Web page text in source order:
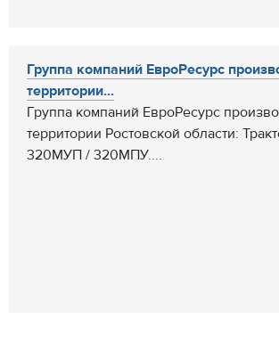
Группа компаний ЕвроРесурс
территории...
Группа компаний ЕвроРесурс
территории Ростовской области:
320МУП / 320МПУ....